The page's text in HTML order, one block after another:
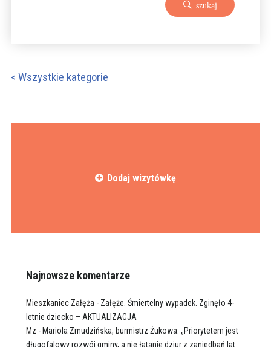
szukaj
< Wszystkie kategorie
Dodaj wizytówkę
Najnowsze komentarze
Mieszkaniec Załęża - Załęże. Śmiertelny wypadek. Zginęło 4-
letnie dziecko – AKTUALIZACJA
Mz - Mariola Zmudzińska, burmistrz Żukowa: „Priorytetem jest
długofalowy rozwój gminy, a nie łatanie dziur z zaniedbań lat